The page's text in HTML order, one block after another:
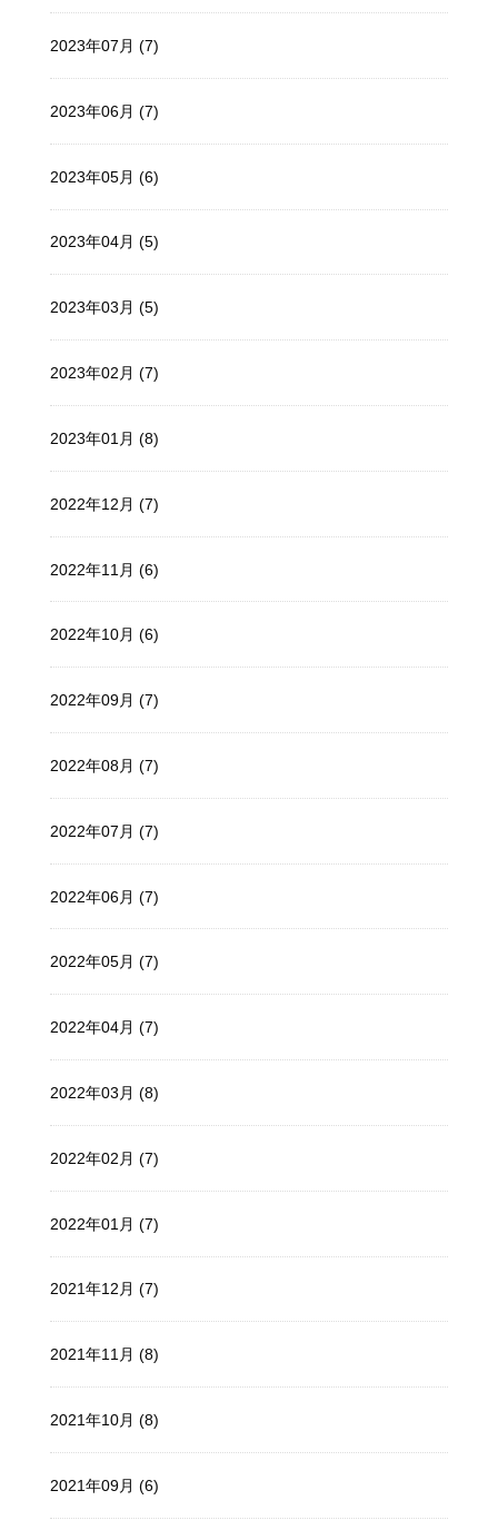
2023年07月 (7)
2023年06月 (7)
2023年05月 (6)
2023年04月 (5)
2023年03月 (5)
2023年02月 (7)
2023年01月 (8)
2022年12月 (7)
2022年11月 (6)
2022年10月 (6)
2022年09月 (7)
2022年08月 (7)
2022年07月 (7)
2022年06月 (7)
2022年05月 (7)
2022年04月 (7)
2022年03月 (8)
2022年02月 (7)
2022年01月 (7)
2021年12月 (7)
2021年11月 (8)
2021年10月 (8)
2021年09月 (6)